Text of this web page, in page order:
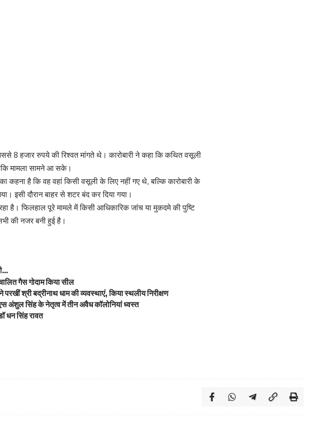
8 हजार रुपये की रिश्वत मांगते थे। कारोबारी ने कहा कि कथित वसूली
मामला सामने आ सके।
कहना है कि वह वहां किसी वसूली के लिए नहीं गए थे, बल्कि कारोबारी के
इसी दौरान बाहर से शटर बंद कर दिया गया।
है। फिलहाल पूरे मामले में किसी आधिकारिक जांच या मुकदमे की पुष्टि
की नजर बनी हुई है।
गैस गोदाम किया सील
श्री बद्रीनाथ धाम की व्यवस्थाएं, किया स्थलीय निरीक्षण
अंशुल सिंह के नेतृत्व में तीन अवैध कॉलोनियां ध्वस्त
धन सिंह रावत